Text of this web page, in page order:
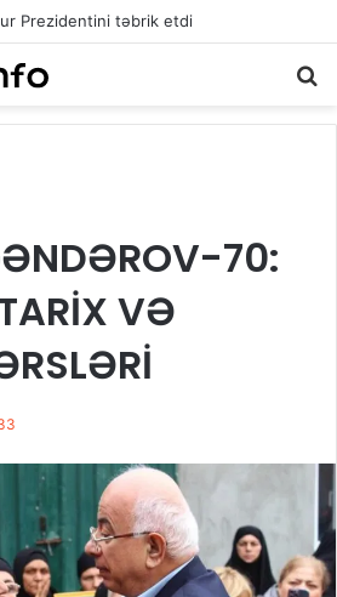
Prezidentini təbrik etdi
70:
VƏ